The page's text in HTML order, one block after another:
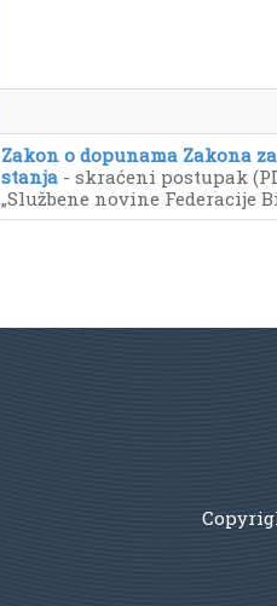
Zakon o dopunama Zakona
stanja - skraćeni postupak (PD
„Službene novine Federacije